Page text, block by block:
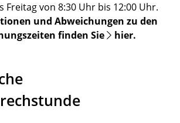
Freitag von 8:30 Uhr bis 12:00 Uhr.
und Abweichungen zu den
finden Sie
hier.